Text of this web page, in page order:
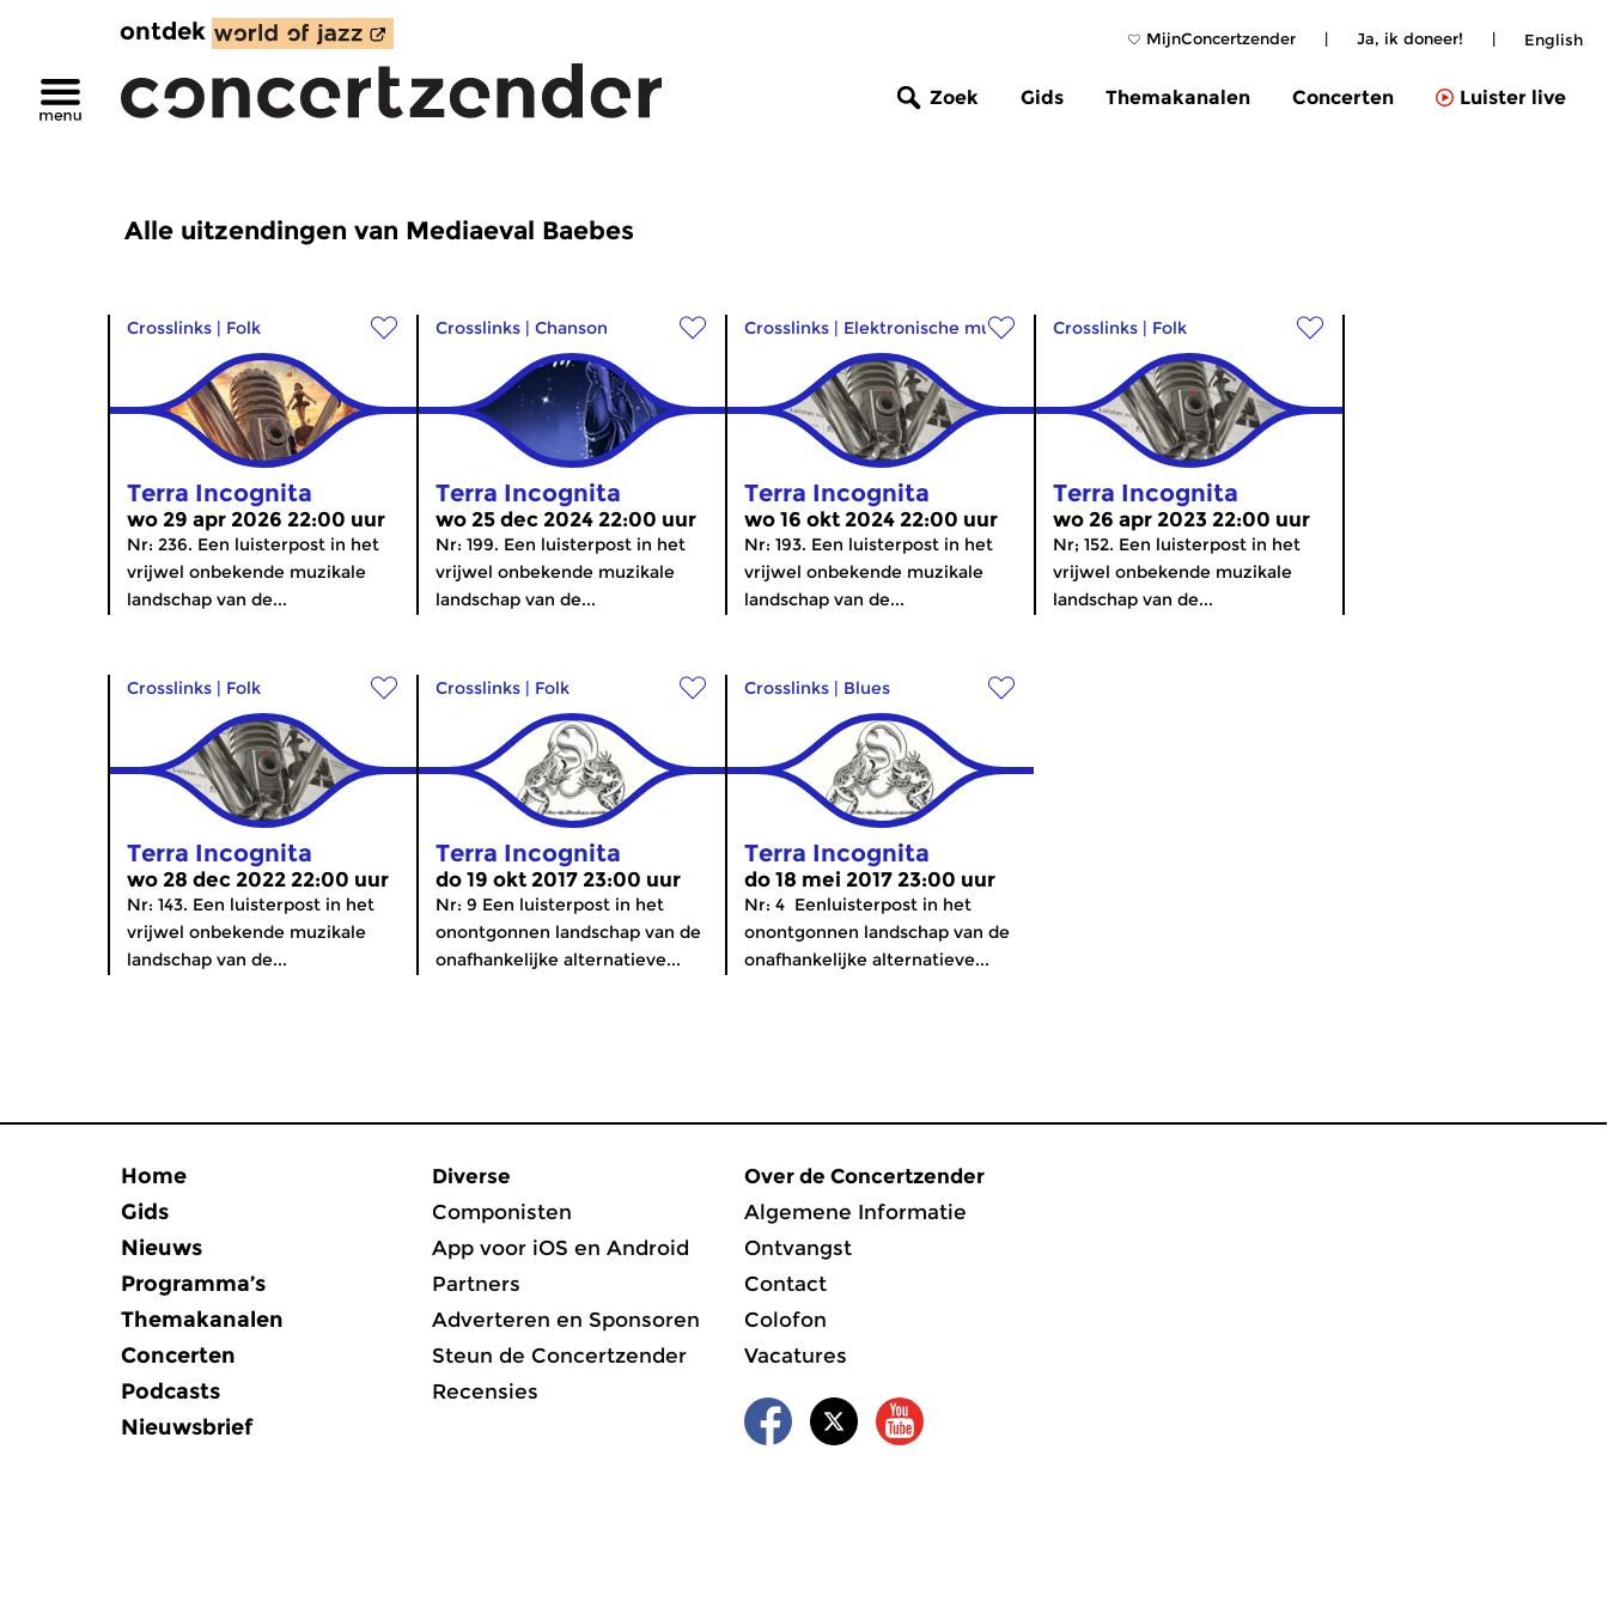
MijnConcertzender | Ja, ik doneer! | English
ontdek
Zoek Gids Themakanalen Concerten Luister live
Alle uitzendingen van Mediaeval Baebes
Crosslinks | Folk
Terra Incognita
wo 29 apr 2026 22:00 uur
Nr: 236. Een luisterpost in het
vrijwel onbekende muzikale
landschap van de...
Crosslinks | Chanson
Terra Incognita
wo 25 dec 2024 22:00 uur
Nr: 199. Een luisterpost in het
vrijwel onbekende muzikale
landschap van de...
Crosslinks | Elektronische muziek
Terra Incognita
wo 16 okt 2024 22:00 uur
Nr: 193. Een luisterpost in het
vrijwel onbekende muzikale
landschap van de...
Crosslinks | Folk
Terra Incognita
wo 26 apr 2023 22:00 uur
Nr; 152. Een luisterpost in het
vrijwel onbekende muzikale
landschap van de...
Crosslinks | Folk
Terra Incognita
wo 28 dec 2022 22:00 uur
Nr: 143. Een luisterpost in het
vrijwel onbekende muzikale
landschap van de...
Crosslinks | Folk
Terra Incognita
do 19 okt 2017 23:00 uur
Nr: 9 Een luisterpost in het
onontgonnen landschap van de
onafhankelijke alternatieve...
Crosslinks | Blues
Terra Incognita
do 18 mei 2017 23:00 uur
Nr: 4 Eenluisterpost in het
onontgonnen landschap van de
onafhankelijke alternatieve...
Home
Gids
Nieuws
Programma’s
Themakanalen
Concerten
Podcasts
Nieuwsbrief
Diverse
Componisten
App voor iOS en Android
Partners
Adverteren en Sponsoren
Steun de Concertzender
Recensies
Over de Concertzender
Algemene Informatie
Ontvangst
Contact
Colofon
Vacatures